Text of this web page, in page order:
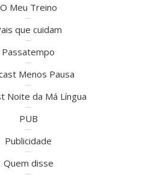
O Meu Treino
que cuidam
Passatempo
Menos Pausa
Noite da Má Língua
PUB
Publicidade
Quem disse